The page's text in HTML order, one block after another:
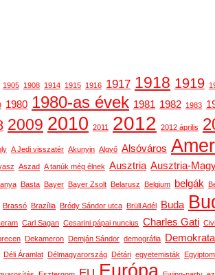
1905 1908 1914 1915 1916 1917 1918 1919
1980 1980-as évek 1981 1982 1983
2009 2010 2011 2012 2012 április
A Jedi visszatér Akunyin Algyő Alsóváros
Aszad A tanúk még élnek Ausztria Ausztria-
Basta Bayer Bayer Zsolt Belarusz Belgium belgák
Brassó Brazília Bródy Sándor utca Brüll Adél Buda
Carl Sagan Cesarini pápai nuncius Charles Gati
Dekameron Demján Sándor demográfia
Déli Áramlat Délmagyarország Détári egyetemisták Egyiptom
Európa